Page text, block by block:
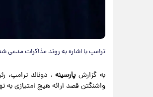
ترامپ با اشاره به روند مذاکرات مدعی
به گزارشپارسینه، دونالد ترامپ،
واشنگتن قصد ارائه هیچ امتیازی به